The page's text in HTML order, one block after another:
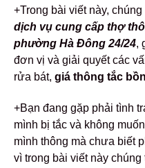
+Trong bài viết này,
dịch vụ cung cấp thợ
phường Hà Đông 24/24,
đơn vị và giải quyết các
rửa bát, giá thông tắc
+Bạn đang gặp phải tình
mình bị tắc và không
mình thông mà chưa biết
vì trong bài viết này